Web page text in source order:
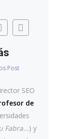
Post
SEO
de
Fabra...) y